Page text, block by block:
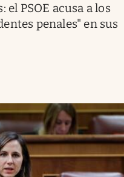
PSOE acusa a los
penales" en sus